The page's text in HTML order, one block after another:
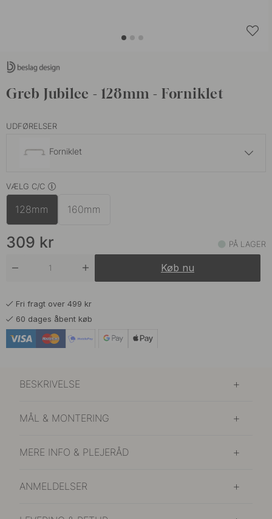
Greb Jubilee - 128mm - Forniklet
UDFØRELSER
Forniklet
Mat Sort
Ubehandlet Messing
VÆLG C/C
128mm 160mm
309 kr PÅ LAGER
Køb nu
Fri fragt over 499 kr
60 dages åbent køb
BESKRIVELSE
MÅL & MONTERING
MERE INFO & PLEJERÅD
ANMELDELSER